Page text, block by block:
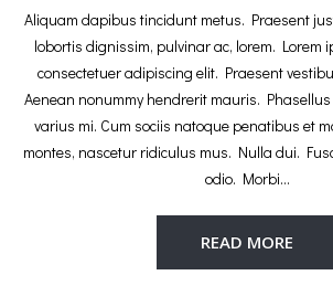
Aliquam dapibus tincidunt metus. Praesent
lobortis dignissim, pulvinar ac, lorem. Lorem
consectetuer adipiscing elit. Praesent
Aenean nonummy hendrerit mauris.
varius mi. Cum sociis natoque penatibus et
montes, nascetur ridiculus mus. Nulla dui.
odio. Morbi…
READ MORE